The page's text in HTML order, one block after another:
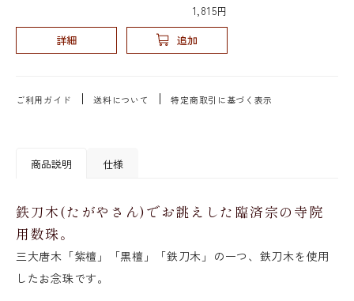
詳細
1,815円
追加
ご利用ガイド 送料について 特定商取引に基づく表示
商品説明 仕様
鉄刀木(たがやさん)でお誂えした臨済宗の寺院
用数珠。
三大唐木「紫檀」「黒檀」「鉄刀木」の一つ、鉄刀木を使用
したお念珠です。